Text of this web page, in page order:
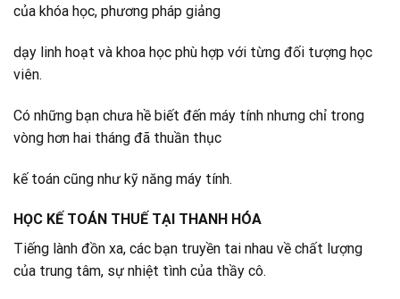
của khóa học, phương pháp giảng
dạy linh hoạt và khoa học phù hợp với từng đối tượng học
viên.
Có những bạn chưa hề biết đến máy tính nhưng chỉ trong
vòng hơn hai tháng đã thuần thục
kế toán cũng như kỹ năng máy tính.
HỌC KẾ TOÁN THUẾ TẠI THANH HÓA
Tiếng lành đồn xa, các bạn truyền tai nhau về chất lượng
của trung tâm, sự nhiệt tình của thầy cô.